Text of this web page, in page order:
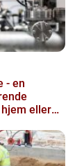
- en
eller